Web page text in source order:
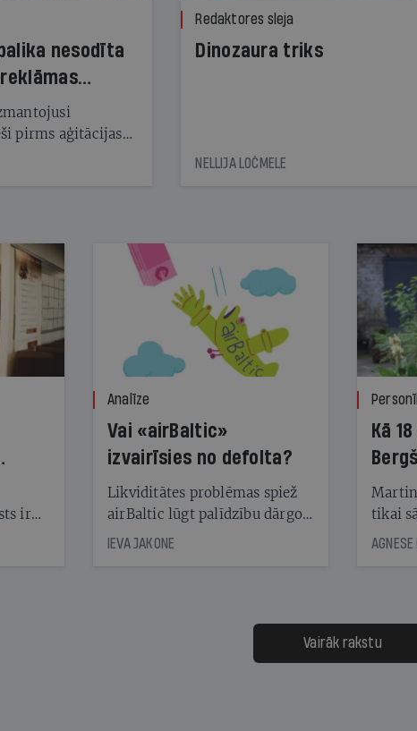
nesodīta
pirms aģitācijas
kas
Redaktores sleja
Dinozaura triks
NELLIJA LOČMELE
ir
Analīze
Vai «airBaltic»
izvairīsies no defolta?
Likviditātes problēmas spiež
airBaltic lūgt palīdzību dārgo
obligāciju turētājiem, taču
samaksāt augstos procentus,
kas jāpārskaita jau trīs dienas
pirms nākamās sapulces
IEVA JAKONE
Kā
laika
tikai
bet
AGNESE
Vairāk rakstu